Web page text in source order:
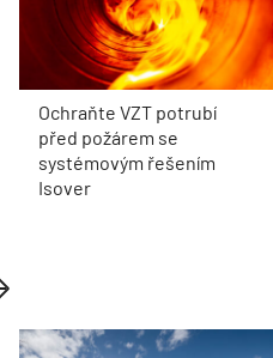
Ochraňte VZT potrubí
před požárem se
systémovým řešením
Isover